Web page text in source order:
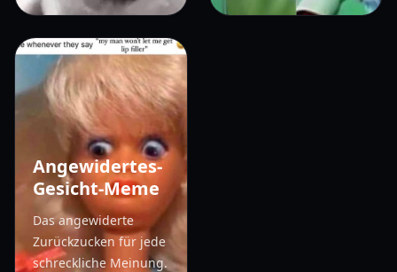
Angewidertes-
Gesicht-Meme
Das angewiderte
Zurückzucken für jede
schreckliche Meinung.